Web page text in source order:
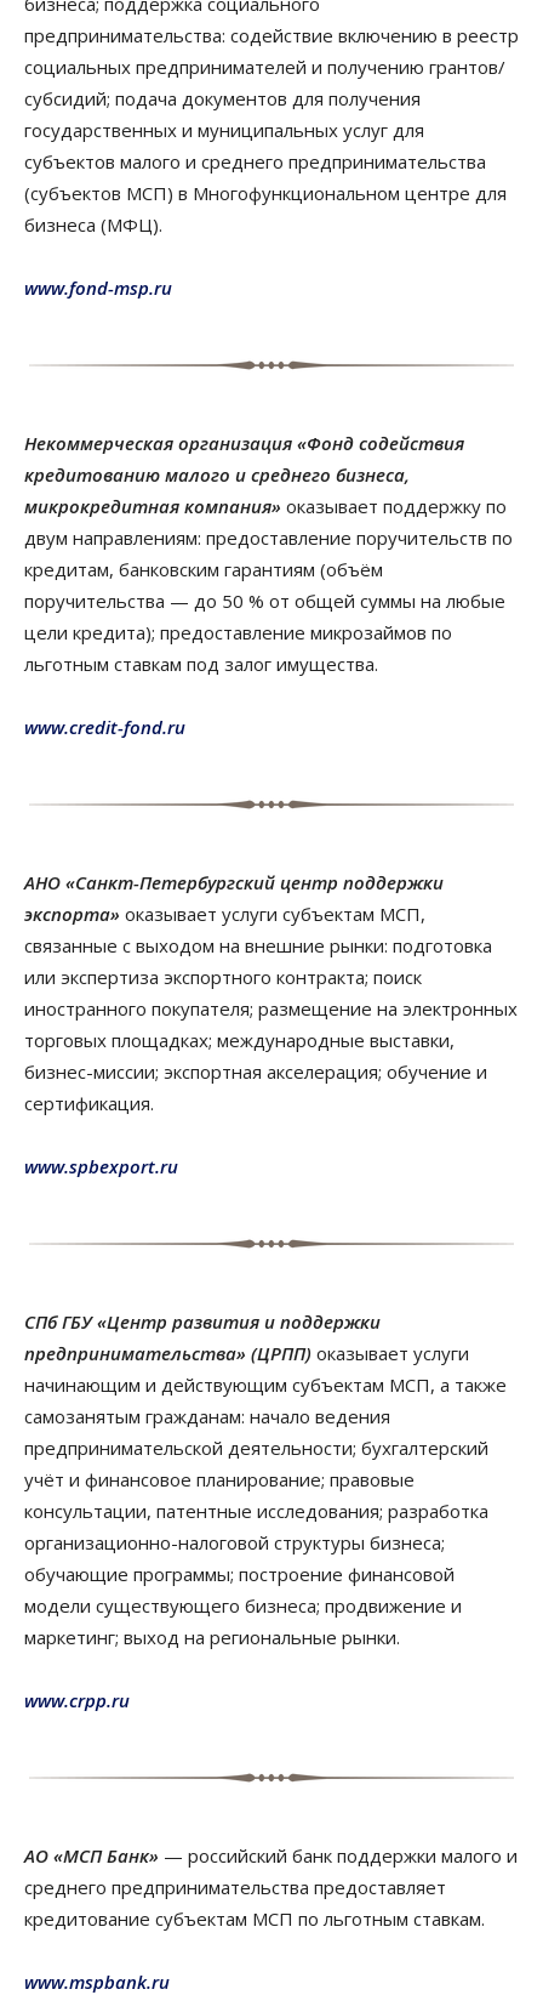
предпринимательства: содействие включению в реестр
социальных предпринимателей и получению грантов/
субсидий; подача документов для получения
государственных и муниципальных услуг для
субъектов малого и среднего предпринимательства
(субъектов МСП) в Многофункциональном центре для
бизнеса (МФЦ).
www.fond-msp.ru
Некоммерческая организация «Фонд содействия
кредитованию малого и среднего бизнеса,
микрокредитная компания» оказывает поддержку по
двум направлениям: предоставление поручительств по
кредитам, банковским гарантиям (объём
поручительства — до 50 % от общей суммы на любые
цели кредита); предоставление микрозаймов по
льготным ставкам под залог имущества.
www.credit-fond.ru
АНО «Санкт-Петербургский центр поддержки
экспорта» оказывает услуги субъектам МСП,
связанные с выходом на внешние рынки: подготовка
или экспертиза экспортного контракта; поиск
иностранного покупателя; размещение на электронных
торговых площадках; международные выставки,
бизнес-миссии; экспортная акселерация; обучение и
сертификация.
www.spbexport.ru
СПб ГБУ «Центр развития и поддержки
предпринимательства» (ЦРПП) оказывает услуги
начинающим и действующим субъектам МСП, а также
самозанятым гражданам: начало ведения
предпринимательской деятельности; бухгалтерский
учёт и финансовое планирование; правовые
консультации, патентные исследования; разработка
организационно-налоговой структуры бизнеса;
обучающие программы; построение финансовой
модели существующего бизнеса; продвижение и
маркетинг; выход на региональные рынки.
www.crpp.ru
АО «МСП Банк» — российский банк поддержки малого и
среднего предпринимательства предоставляет
кредитование субъектам МСП по льготным ставкам.
www.mspbank.ru